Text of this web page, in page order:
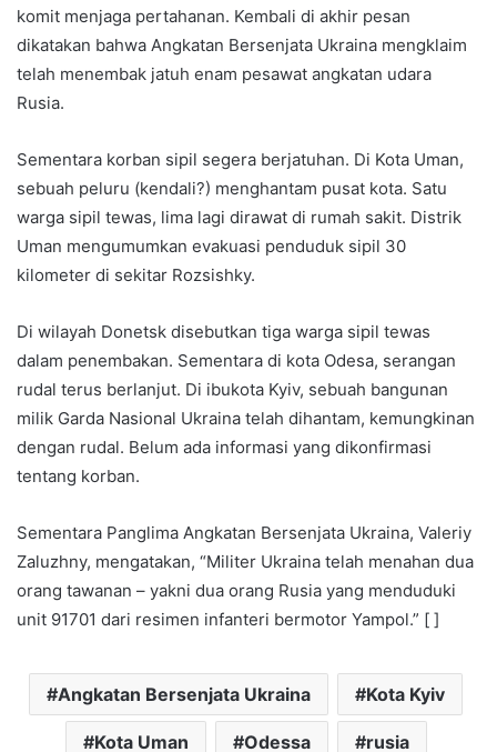
komit menjaga pertahanan. Kembali di akhir pesan
dikatakan bahwa Angkatan Bersenjata Ukraina mengklaim
telah menembak jatuh enam pesawat angkatan udara
Rusia.
Sementara korban sipil segera berjatuhan. Di Kota Uman,
sebuah peluru (kendali?) menghantam pusat kota. Satu
warga sipil tewas, lima lagi dirawat di rumah sakit. Distrik
Uman mengumumkan evakuasi penduduk sipil 30
kilometer di sekitar Rozsishky.
Di wilayah Donetsk disebutkan tiga warga sipil tewas
dalam penembakan. Sementara di kota Odesa, serangan
rudal terus berlanjut. Di ibukota Kyiv, sebuah bangunan
milik Garda Nasional Ukraina telah dihantam, kemungkinan
dengan rudal. Belum ada informasi yang dikonfirmasi
tentang korban.
Sementara Panglima Angkatan Bersenjata Ukraina, Valeriy
Zaluzhny, mengatakan, “Militer Ukraina telah menahan dua
orang tawanan – yakni dua orang Rusia yang menduduki
unit 91701 dari resimen infanteri bermotor Yampol.” [ ]
Angkatan Bersenjata Ukraina Kota Kyiv
Kota Uman Odessa rusia